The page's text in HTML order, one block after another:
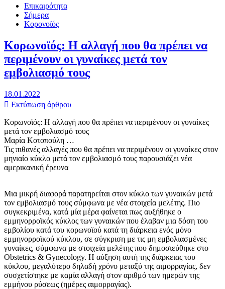
Επικαιρότητα
Σήμερα
Κορονοϊός
Κορωνοϊός: Η αλλαγή που θα πρέπει να
περιμένουν οι γυναίκες μετά τον
εμβολιασμό τους
18.01.2022
Εκτύπωση άρθρου
Κορωνοϊός: Η αλλαγή που θα πρέπει να περιμένουν οι γυναίκες
μετά τον εμβολιασμό τους
Μαρία Κοτοπούλη …
Τις πιθανές αλλαγές που θα πρέπει να περιμένουν οι γυναίκες στον
μηνιαίο κύκλο μετά τον εμβολιασμό τους παρουσιάζει νέα
αμερικανική έρευνα
Μια μικρή διαφορά παρατηρείται στον κύκλο των γυναικών μετά
τον εμβολιασμό τους σύμφωνα με νέα στοιχεία μελέτης. Πιο
συγκεκριμένα, κατά μία μέρα φαίνεται πως αυξήθηκε ο
εμμηνορροϊκός κύκλος των γυναικών που έλαβαν μια δόση του
εμβολίου κατά του κορωνοϊού κατά τη διάρκεια ενός μόνο
εμμηνορροϊκού κύκλου, σε σύγκριση με τις μη εμβολιασμένες
γυναίκες, σύμφωνα με στοιχεία μελέτης που δημοσιεύθηκε στο
Obstetrics & Gynecology. Η αύξηση αυτή της διάρκειας του
κύκλου, μεγαλύτερο δηλαδή χρόνο μεταξύ της αιμορραγίας, δεν
συσχετίστηκε με καμία αλλαγή στον αριθμό των ημερών της
εμμήνου ρύσεως (ημέρες αιμορραγίας).